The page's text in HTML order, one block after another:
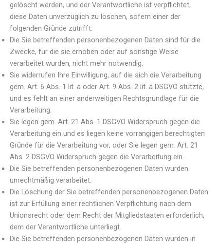
gelöscht werden, und der Verantwortliche ist verpflichtet,
diese Daten unverzüglich zu löschen, sofern einer der
folgenden Gründe zutrifft:
Die Sie betreffenden personenbezogenen Daten sind für die
Zwecke, für die sie erhoben oder auf sonstige Weise
verarbeitet wurden, nicht mehr notwendig.
Sie widerrufen Ihre Einwilligung, auf die sich die Verarbeitung
gem. Art. 6 Abs. 1 lit. a oder Art. 9 Abs. 2 lit. a DSGVO stützte,
und es fehlt an einer anderweitigen Rechtsgrundlage für die
Verarbeitung.
Sie legen gem. Art. 21 Abs. 1 DSGVO Widerspruch gegen die
Verarbeitung ein und es liegen keine vorrangigen berechtigten
Gründe für die Verarbeitung vor, oder Sie legen gem. Art. 21
Abs. 2 DSGVO Widerspruch gegen die Verarbeitung ein.
Die Sie betreffenden personenbezogenen Daten wurden
unrechtmäßig verarbeitet.
Die Löschung der Sie betreffenden personenbezogenen Daten
ist zur Erfüllung einer rechtlichen Verpflichtung nach dem
Unionsrecht oder dem Recht der Mitgliedstaaten erforderlich,
dem der Verantwortliche unterliegt.
Die Sie betreffenden personenbezogenen Daten wurden in